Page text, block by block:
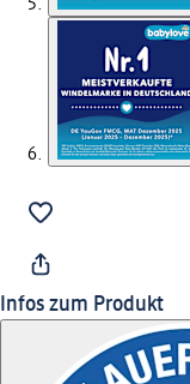
Infos zum Produkt